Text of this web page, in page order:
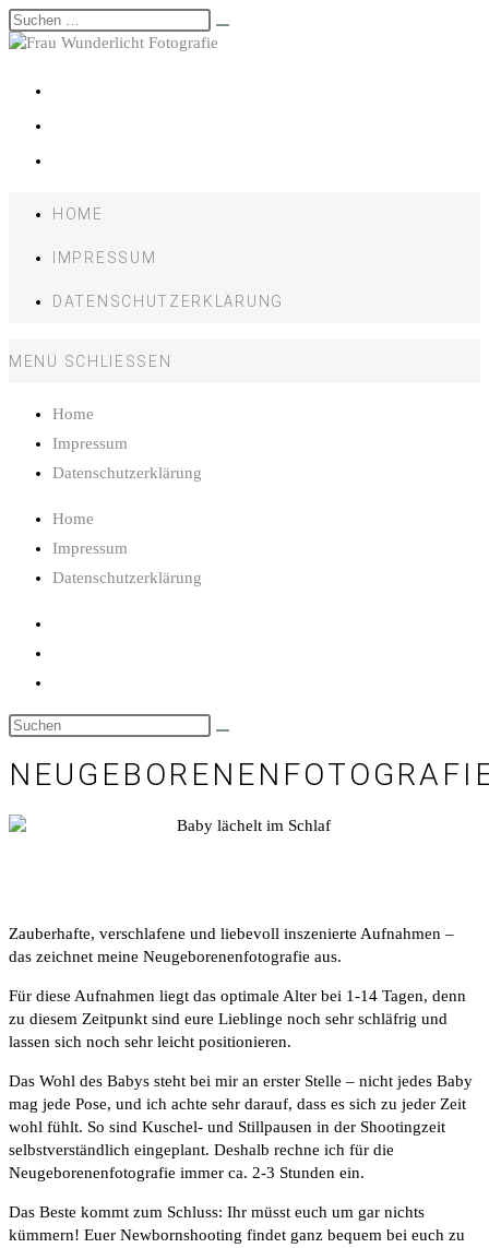
HOME
IMPRESSUM
DATENSCHUTZERKLÄRUNG
MENÜ SCHLIESSEN
Home
Impressum
Datenschutzerklärung
Home
Impressum
Datenschutzerklärung
Zauberhafte, verschlafene und liebevoll inszenierte Aufnahmen –
das zeichnet meine Neugeborenenfotografie aus.
Für diese Aufnahmen liegt das optimale Alter bei 1-14 Tagen, denn
zu diesem Zeitpunkt sind eure Lieblinge noch sehr schläfrig und
lassen sich noch sehr leicht positionieren.
Das Wohl des Babys steht bei mir an erster Stelle – nicht jedes Baby
mag jede Pose, und ich achte sehr darauf, dass es sich zu jeder Zeit
wohl fühlt. So sind Kuschel- und Stillpausen in der Shootingzeit
selbstverständlich eingeplant. Deshalb rechne ich für die
Neugeborenenfotografie immer ca. 2-3 Stunden ein.
Das Beste kommt zum Schluss: Ihr müsst euch um gar nichts
kümmern! Euer Newbornshooting findet ganz bequem bei euch zu